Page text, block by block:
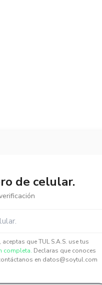
de celular.
que TUL S.A.S. use tus
completa. Declaras que conoces
en datos@soytul.com